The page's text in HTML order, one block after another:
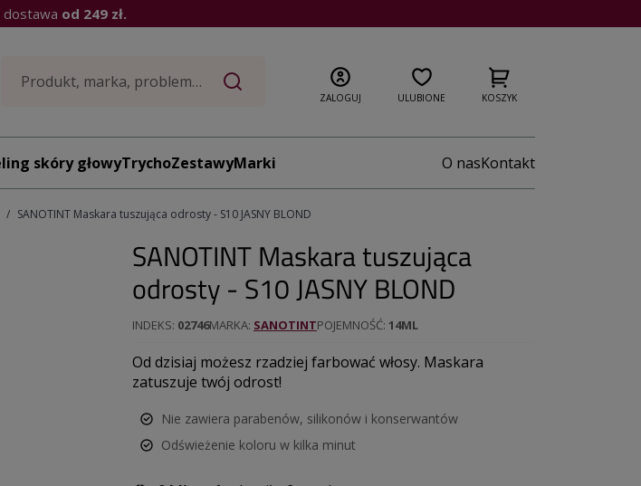
dostawa od 249 zł.
ZALOGUJ ULUBIONE KOSZYK
skóry głowyTrychoZestawyMarki O nasKontakt
SANOTINT Maskara tuszująca odrosty - S10 JASNY BLOND
SANOTINT Maskara tuszująca
odrosty - S10 JASNY BLOND
INDEKS 02746MARKA SANOTINTPOJEMNOŚĆ 14ML
Od dzisiaj możesz rzadziej farbować włosy. Maskara
zatuszuje twój odrost!
Nie zawiera parabenów, silikonów i konserwantów
Odświeżenie koloru w kilka minut